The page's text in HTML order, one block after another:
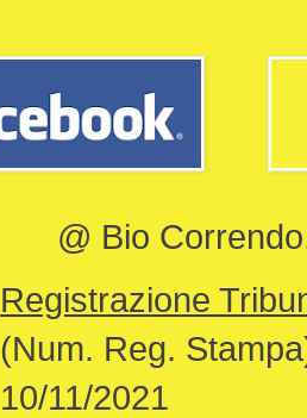
@ Bio
Registrazione
(Num. Reg.
10/11/2021